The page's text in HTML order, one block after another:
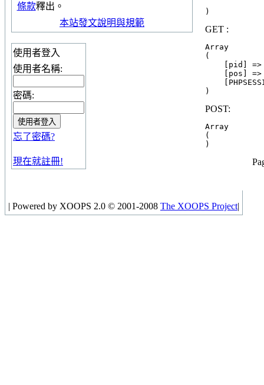
條款釋出。
本站發文說明與規範
使用者登入
使用者名稱:
密碼:
忘了密碼?
現在就註冊!
GET :
Array
(
[pid] =>
[pos] =>
POST:
Array
(
| Powered by XOOPS 2.0 © 2001-2008 The XOOPS Project|